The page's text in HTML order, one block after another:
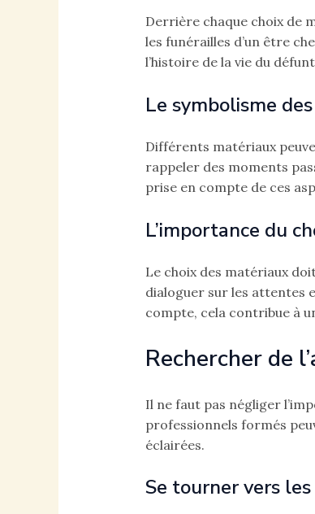
Derrière chaque choix de
les funérailles d’un être
l’histoire de la vie du
Le symbolisme
Différents matériaux
rappeler des moments
prise en compte de ces
L’importance du
Le choix des matériaux
dialoguer sur les attentes
compte, cela contribue à
Rechercher de
Il ne faut pas négliger
professionnels formés
éclairées.
Se tourner vers